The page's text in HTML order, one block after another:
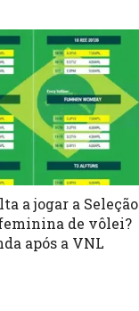
a jogar a Seleção
de vôlei?
após a VNL